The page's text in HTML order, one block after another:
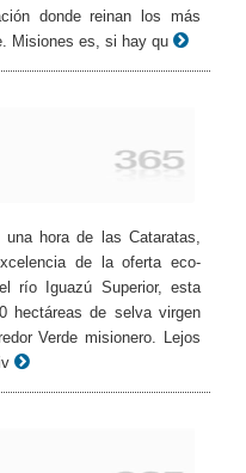
donde reinan los más
Misiones es, si hay qu
hora de las Cataratas,
de la oferta eco-
río Iguazú Superior, esta
hectáreas de selva virgen
Verde misionero. Lejos